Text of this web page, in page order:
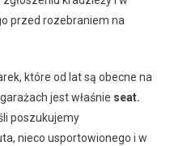
przed rozebraniem na
które od lat są obecne na
jest właśnie seat.
poszukujemy
nieco usportowionego i w